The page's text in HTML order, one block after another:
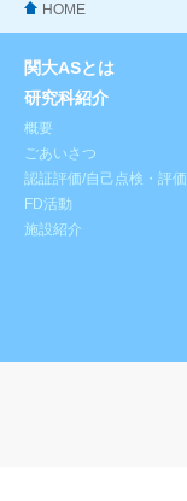
HOME
関大ASとは
研究科紹介
概要
ごあいさつ
認証評価/自己点検・評価
FD活動
施設紹介